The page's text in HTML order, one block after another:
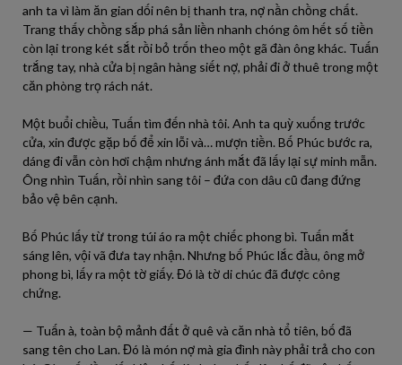
anh ta vì làm ăn gian dối nên bị thanh tra, nợ nần chồng chất.
Trang thấy chồng sắp phá sản liền nhanh chóng ôm hết số tiền
còn lại trong két sắt rồi bỏ trốn theo một gã đàn ông khác. Tuấn
trắng tay, nhà cửa bị ngân hàng siết nợ, phải đi ở thuê trong một
căn phòng trọ rách nát.
Một buổi chiều, Tuấn tìm đến nhà tôi. Anh ta quỳ xuống trước
cửa, xin được gặp bố để xin lỗi và… mượn tiền. Bố Phúc bước ra,
dáng đi vẫn còn hơi chậm nhưng ánh mắt đã lấy lại sự minh mẫn.
Ông nhìn Tuấn, rồi nhìn sang tôi – đứa con dâu cũ đang đứng
bảo vệ bên cạnh.
Bố Phúc lấy từ trong túi áo ra một chiếc phong bì. Tuấn mắt
sáng lên, vội vã đưa tay nhận. Nhưng bố Phúc lắc đầu, ông mở
phong bì, lấy ra một tờ giấy. Đó là tờ di chúc đã được công
chứng.
— Tuấn à, toàn bộ mảnh đất ở quê và căn nhà tổ tiên, bố đã
sang tên cho Lan. Đó là món nợ mà gia đình này phải trả cho con